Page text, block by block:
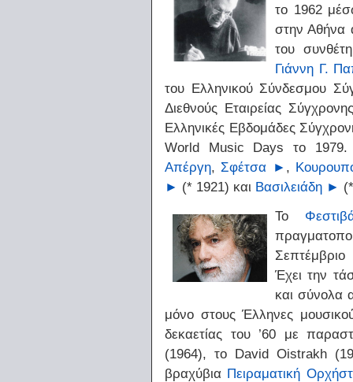
το 1962
στην
του
Γιάννη Γ.
του Ελληνικού Σύνδεσμου
Διεθνούς Εταιρείας
Ελληνικές Εβδομάδες
World Music Days το 1979.
Απέργη, Σφέτσα ► ,
► (* 1921) και Βασιλειάδη ►
Το
Έχει την
και σύνολα
μόνο στους Έλληνες
δεκαετίας του ’60 με
(1964), το David Oistrakh
βραχύβια Πειραματική